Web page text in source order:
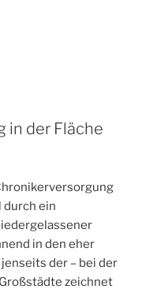
in der Fläche
ein
in den eher
der – bei der
zeichnet